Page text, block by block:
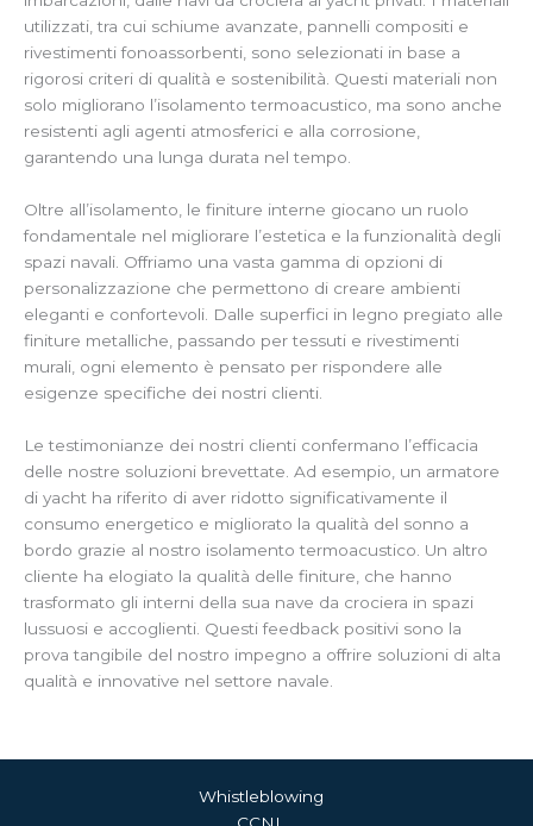
utilizzati, tra cui schiume avanzate, pannelli compositi e
rivestimenti fonoassorbenti, sono selezionati in base a
rigorosi criteri di qualità e sostenibilità. Questi materiali non
solo migliorano l’isolamento termoacustico, ma sono anche
resistenti agli agenti atmosferici e alla corrosione,
garantendo una lunga durata nel tempo.
Oltre all’isolamento, le finiture interne giocano un ruolo
fondamentale nel migliorare l’estetica e la funzionalità degli
spazi navali. Offriamo una vasta gamma di opzioni di
personalizzazione che permettono di creare ambienti
eleganti e confortevoli. Dalle superfici in legno pregiato alle
finiture metalliche, passando per tessuti e rivestimenti
murali, ogni elemento è pensato per rispondere alle
esigenze specifiche dei nostri clienti.
Le testimonianze dei nostri clienti confermano l’efficacia
delle nostre soluzioni brevettate. Ad esempio, un armatore
di yacht ha riferito di aver ridotto significativamente il
consumo energetico e migliorato la qualità del sonno a
bordo grazie al nostro isolamento termoacustico. Un altro
cliente ha elogiato la qualità delle finiture, che hanno
trasformato gli interni della sua nave da crociera in spazi
lussuosi e accoglienti. Questi feedback positivi sono la
prova tangibile del nostro impegno a offrire soluzioni di alta
qualità e innovative nel settore navale.
Whistleblowing
CCNL